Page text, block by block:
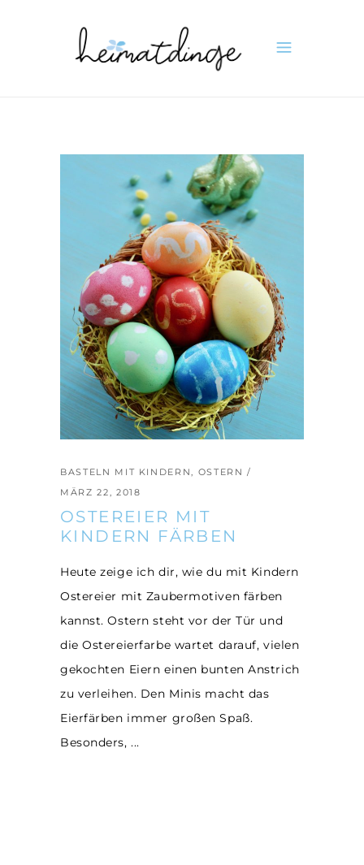
BASTELN MIT KINDERN, OSTERN
MÄRZ 22, 2018
OSTEREIER MIT
KINDERN FÄRBEN
Heute zeige ich dir, wie du mit Kindern
Ostereier mit Zaubermotiven färben
kannst. Ostern steht vor der Tür und
die Ostereierfarbe wartet darauf, vielen
gekochten Eiern einen bunten Anstrich
zu verleihen. Den Minis macht das
Eierfärben immer großen Spaß.
Besonders,